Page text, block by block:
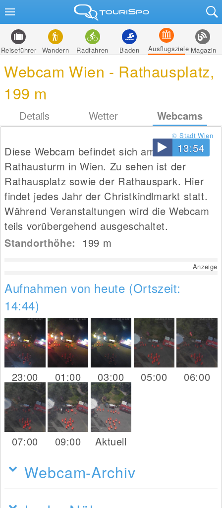
Reiseführer Wandern Radfahren Baden Ausflugsziele Magazin
Webcam Wien - Rathausplatz,
199 m
Details Wetter Webcams
13:54
© Stadt Wien
Diese Webcam befindet sich am
Rathausturm in Wien. Zu sehen ist der
Rathausplatz sowie der Rathauspark. Hier
findet jedes Jahr der Christkindlmarkt statt.
Während Veranstaltungen wird die Webcam
teils vorübergehend ausgeschaltet.
Standorthöhe: 199 m
Anzeige
Aufnahmen von heute (Ortszeit:
14:44)
23:00 01:00 03:00 05:00 06:00
07:00 09:00 Aktuell
Webcam-Archiv